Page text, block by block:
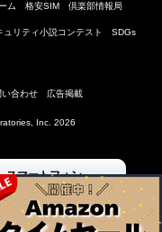
ム 格安SIM 倶楽部情報局
ュリティ小説コンテスト SDGs
い合わせ 広告掲載
Inc. 2026
スマートフォン